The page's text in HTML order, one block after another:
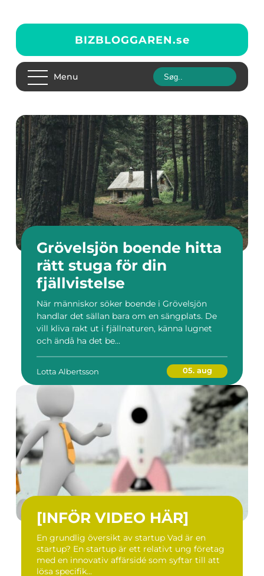
BIZBLOGGAREN.se
Menu
Grövelsjön boende hitta
rätt stuga för din
fjällvistelse
När människor söker boende i Grövelsjön
handlar det sällan bara om en sängplats. De
vill kliva rakt ut i fjällnaturen, känna lugnet
och ändå ha det be...
Lotta Albertsson 05. aug
[INFÖR VIDEO HÄR]
En grundlig översikt av startup Vad är en
startup? En startup är ett relativt ung företag
med en innovativ affärsidé som syftar till att
lösa specifik...